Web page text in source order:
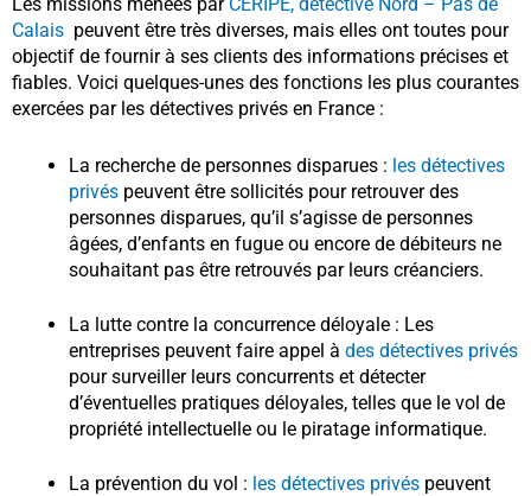
Calais peuvent être très diverses, mais elles ont toutes pour
objectif de fournir à ses clients des informations précises et
fiables. Voici quelques-unes des fonctions les plus courantes
exercées par les détectives privés en France :
La recherche de personnes disparues : les détectives
privés peuvent être sollicités pour retrouver des
personnes disparues, qu’il s’agisse de personnes
âgées, d’enfants en fugue ou encore de débiteurs ne
souhaitant pas être retrouvés par leurs créanciers.
La lutte contre la concurrence déloyale : Les
entreprises peuvent faire appel à des détectives privés
pour surveiller leurs concurrents et détecter
d’éventuelles pratiques déloyales, telles que le vol de
propriété intellectuelle ou le piratage informatique.
La prévention du vol : les détectives privés peuvent